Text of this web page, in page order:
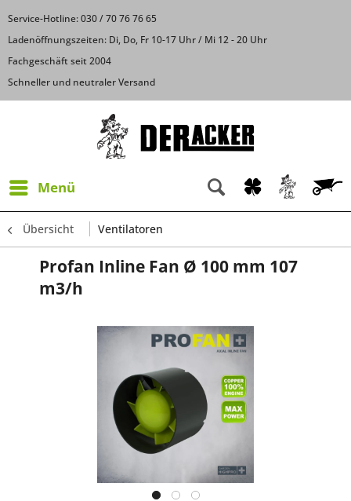
Service-Hotline: 030 / 70 76 76 65
Ladenöffnungszeiten: Di, Do, Fr 10-17 Uhr / Mi 12 - 20 Uhr
Fachgeschäft seit 2004
Schneller und neutraler Versand
Menü
Übersicht Ventilatoren
Profan Inline Fan Ø 100 mm 107
m3/h